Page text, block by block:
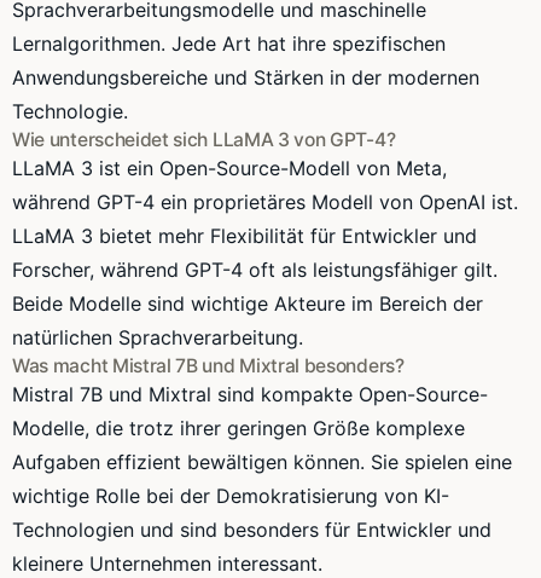
Sprachverarbeitungsmodelle und maschinelle
Lernalgorithmen. Jede Art hat ihre spezifischen
Anwendungsbereiche und Stärken in der modernen
Technologie.
Wie unterscheidet sich LLaMA 3 von GPT-4?
LLaMA 3 ist ein Open-Source-Modell von Meta,
während GPT-4 ein proprietäres Modell von OpenAI ist.
LLaMA 3 bietet mehr Flexibilität für Entwickler und
Forscher, während GPT-4 oft als leistungsfähiger gilt.
Beide Modelle sind wichtige Akteure im Bereich der
natürlichen Sprachverarbeitung.
Was macht Mistral 7B und Mixtral besonders?
Mistral 7B und Mixtral sind kompakte Open-Source-
Modelle, die trotz ihrer geringen Größe komplexe
Aufgaben effizient bewältigen können. Sie spielen eine
wichtige Rolle bei der Demokratisierung von KI-
Technologien und sind besonders für Entwickler und
kleinere Unternehmen interessant.